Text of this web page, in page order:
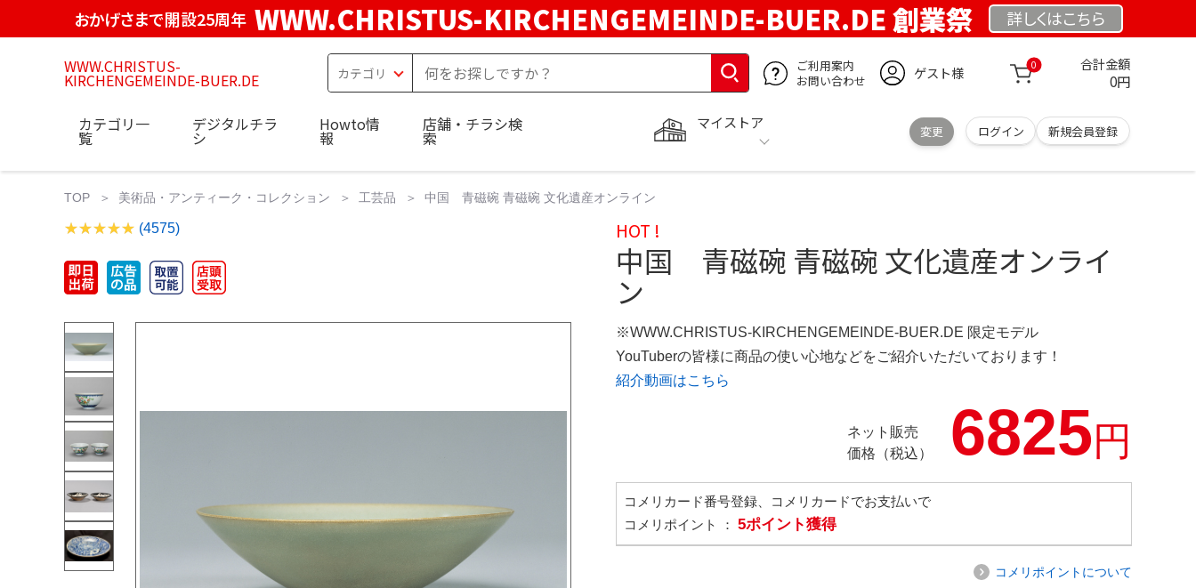
おかげさまで開設25周年 WWW.CHRISTUS-KIRCHENGEMEINDE-BUER.DE 創業祭 詳しくはこちら
WWW.CHRISTUS-
KIRCHENGEMEINDE-BUER.DE
ご利用案内
お問い合わせ
ゲスト様 0 合計金額
0円
マイストア
変更 ログイン 新規会員登録
カテゴリ一
覧
デジタルチラ
シ
Howto情
報
店舗・チラシ検
索
TOP 美術品・アンティーク・コレクション 工芸品 中国 青磁碗 青磁碗 文化遺産オンライン
(4575) HOT !
中国 青磁碗 青磁碗 文化遺産オンライ
ン
※WWW.CHRISTUS-KIRCHENGEMEINDE-BUER.DE 限定モデル
YouTuberの皆様に商品の使い心地などをご紹介いただいております！
紹介動画はこちら
ネット販売
価格（税込）
6825円
コメリカード番号登録、コメリカードでお支払いで
コメリポイント ： 5ポイント獲得
コメリポイントについて